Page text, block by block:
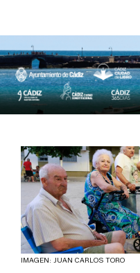
IMAGEN: JUAN CARLOS TORO